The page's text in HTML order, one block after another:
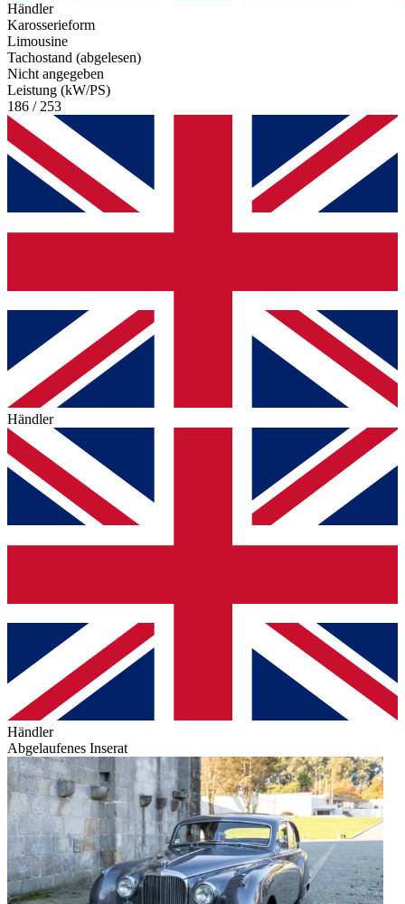
Händler
Karosserieform
Limousine
Tachostand (abgelesen)
Nicht angegeben
Leistung (kW/PS)
186 / 253
Händler
Händler
Abgelaufenes Inserat